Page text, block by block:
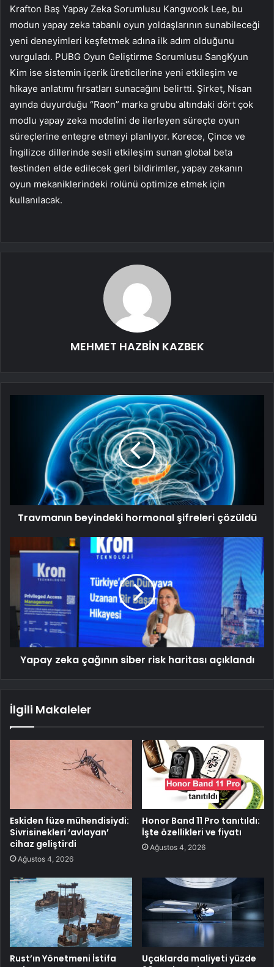
Krafton Baş Yapay Zeka Sorumlusu Kangwook Lee, bu
modun yapay zeka tabanlı oyun yoldaşlarının sunabileceği
yeni deneyimleri keşfetmek adına ilk adım olduğunu
vurguladı. PUBG Oyun Geliştirme Sorumlusu SangKyun
Kim ise sistemin içerik üreticilerine yeni etkileşim ve
hikaye anlatımı fırsatları sunacağını belirtti. Şirket, Nisan
ayında duyurduğu “Raon” marka grubu altındaki dört çok
modlu yapay zeka modelini de ilerleyen süreçte oyun
süreçlerine entegre etmeyi planlıyor. Korece, Çince ve
İngilizce dillerinde sesli etkileşim sunan global beta
testinden elde edilecek geri bildirimler, yapay zekanın
oyun mekaniklerindeki rolünü optimize etmek için
kullanılacak.
MEHMET HAZBİN KAZBEK
Travmanın beyindeki hormonal şifreleri çözüldü
Yapay zeka çağının siber risk haritası açıklandı
İlgili Makaleler
Eskiden füze mühendisiydi:
Sivrisinekleri ‘avlayan’
cihaz geliştirdi
Ağustos 4, 2026
Honor Band 11 Pro tanıtıldı:
İşte özellikleri ve fiyatı
Ağustos 4, 2026
Rust’ın Yönetmeni İstifa
Uçaklarda maliyeti yüzde